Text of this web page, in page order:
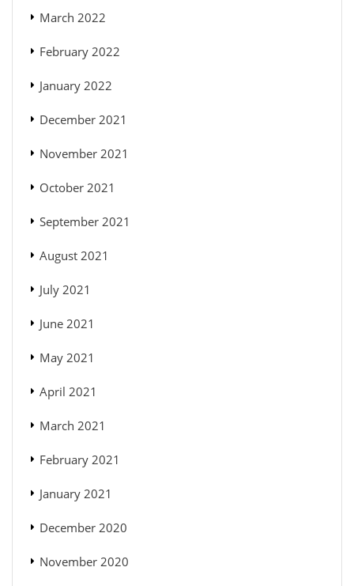
March 2022
February 2022
January 2022
December 2021
November 2021
October 2021
September 2021
August 2021
July 2021
June 2021
May 2021
April 2021
March 2021
February 2021
January 2021
December 2020
November 2020